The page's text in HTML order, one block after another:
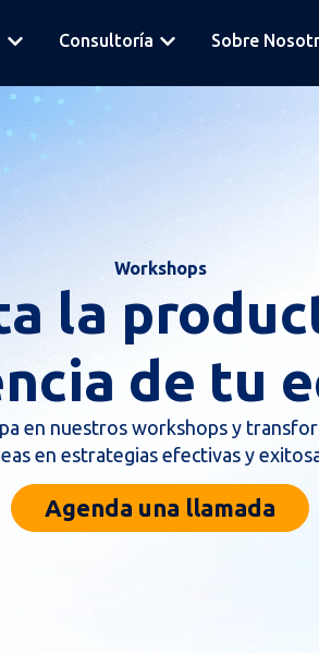
Consultoría Sobre
Workshops
la
de tu
en nuestros workshops y
en estrategias efectivas y
Agenda una llamada